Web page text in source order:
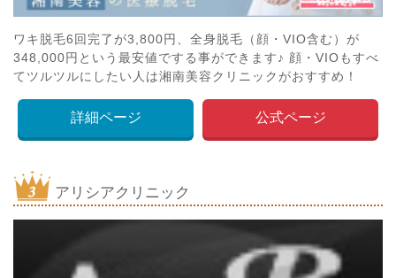
ワキ脱毛6回完了が3,800円、全身脱毛（顔・VIO含む）が
348,000円という最安値でする事ができます♪ 顔・VIOもすべ
てツルツルにしたい人は湘南美容クリニックがおすすめ！
詳細ページ 公式ページ
アリシアクリニック